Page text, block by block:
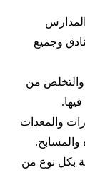
وجميع
والتخلص من
والمعدات
والمسابح.
بكل نوع من